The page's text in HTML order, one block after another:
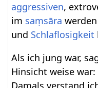
aggressiven,
im saṃsāra
und Schlaflosigkeit
Als ich jung war,
Hinsicht weise
Damals verstand